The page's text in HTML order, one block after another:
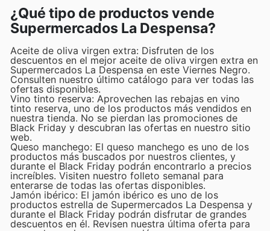
¿Qué tipo de productos vende
Supermercados La Despensa?
Aceite de oliva virgen extra: Disfruten de los
descuentos en el mejor aceite de oliva virgen extra en
Supermercados La Despensa en este Viernes Negro.
Consulten nuestro último catálogo para ver todas las
ofertas disponibles.
Vino tinto reserva: Aprovechen las rebajas en vino
tinto reserva, uno de los productos más vendidos en
nuestra tienda. No se pierdan las promociones de
Black Friday y descubran las ofertas en nuestro sitio
web.
Queso manchego: El queso manchego es uno de los
productos más buscados por nuestros clientes, y
durante el Black Friday podrán encontrarlo a precios
increíbles. Visiten nuestro folleto semanal para
enterarse de todas las ofertas disponibles.
Jamón ibérico: El jamón ibérico es uno de los
productos estrella de Supermercados La Despensa y
durante el Black Friday podrán disfrutar de grandes
descuentos en él. Revisen nuestra última oferta para